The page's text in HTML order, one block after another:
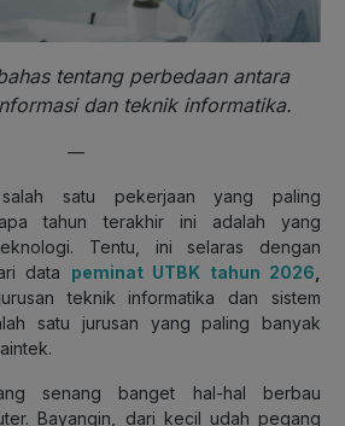
tentang perbedaan antara
dan teknik informatika.
—
satu pekerjaan yang paling
tahun terakhir ini adalah yang
Tentu, ini selaras dengan
data peminat UTBK tahun 2026
teknik informatika dan sistem
satu jurusan yang paling banyak
senang banget hal-hal berbau
Bayangin, dari kecil udah pegang